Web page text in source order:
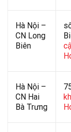
Hà Nội –
CN Long
Biên
Hà Nội –
CN Hai
Bà Trưng